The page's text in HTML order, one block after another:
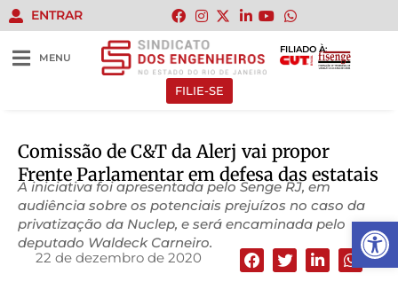
Abrir
ENTRAR
MENU
FILIADO À:
FILIE-SE
Comissão de C&T da Alerj vai propor
Frente Parlamentar em defesa das estatais
A iniciativa foi apresentada pelo Senge RJ, em
audiência sobre os potenciais prejuízos no caso da
privatização da Nuclep, e será encaminada pelo
deputado Waldeck Carneiro.
22 de dezembro de 2020